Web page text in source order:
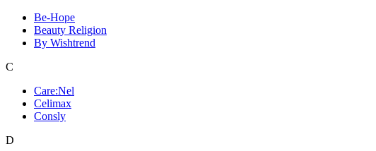
Be-Hope
Beauty Religion
By Wishtrend
C
Care:Nel
Celimax
Consly
D